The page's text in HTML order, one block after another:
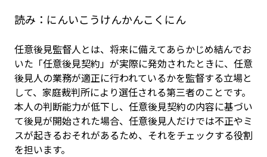
読み： にんいこうけんかんこくにん
任意後見監督人とは、将来に備えてあらかじめ結んでお
いた「任意後見契約」が実際に発効されたときに、任意
後見人の業務が適正に行われているかを監督する立場と
して、家庭裁判所により選任される第三者のことです。
本人の判断能力が低下し、任意後見契約の内容に基づい
て後見が開始された場合、任意後見人だけでは不正やミ
スが起きるおそれがあるため、それをチェックする役割
を担います。